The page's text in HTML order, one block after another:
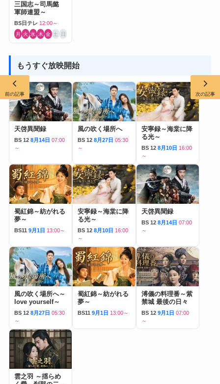
三国志～司馬懿
軍師連盟～
BS日テレ 12:00～
月 火 水 木 金 土 日
もうすぐ放映開始
天啓異聞録
BS 12 8月14日 07:00
～
風の吹く場所へ
BS 12 8月27日 05:30
～
安寧録～海棠に降
る光～
BS 12 8月10日 16:00
～
蜀紅錦～紡がれる
夢～
BS11 9月1日 13:00～
安寧録～海棠に降
る光～
BS 12 8月10日 16:00
～
天啓異聞録
BS 12 8月14日 07:00
～
風の吹く場所へ～
love yourself～
BS 12 8月27日 05:30
～
蜀紅錦～紡がれる
夢～
BS11 9月1日 13:00～
溥儀の料理番～紫
禁城 最後の日々
BS 12 9月1日 07:00
～
雲之羽 ～揺らめ
前の記事 次の記事